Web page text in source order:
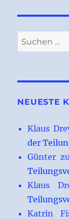
Suchen
nach:
NEUESTE
Klaus
der
Günter zu
Klaus
Katrin